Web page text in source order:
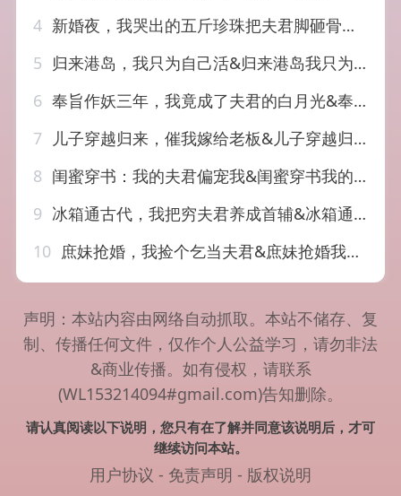
4 新婚夜，我哭出的五斤珍珠把夫君脚砸骨折了&新婚夜我哭出的五斤珍珠把夫君脚砸骨折了（50集）AI短剧
5 归来港岛，我只为自己活&归来港岛我只为自己活（53集）AI短剧
6 奉旨作妖三年，我竟成了夫君的白月光&奉旨作妖三年我竟成了夫君的白月光（40集）AI短剧
7
儿子穿越归来，催我嫁给老板&儿子穿越归来催我嫁给老板（48集）AI短剧
8 闺蜜穿书：我的夫君偏宠我&闺蜜穿书我的夫君偏宠我（56集）AI短剧
9 冰箱通古代，我把穷夫君养成首辅&冰箱通古代我把穷夫君养成首辅（45集）AI短剧
10 庶妹抢婚，我捡个乞当夫君&庶妹抢婚我捡个乞当夫君（69集）AI短剧
声明：本站内容由网络自动抓取。本站不储存、复
制、传播任何文件，仅作个人公益学习，请勿非法
&商业传播。如有侵权，请联系
(WL153214094#gmail.com)告知删除。
请认真阅读以下说明，您只有在了解并同意该说明后，才可
继续访问本站。
用户协议 - 免责声明 - 版权说明